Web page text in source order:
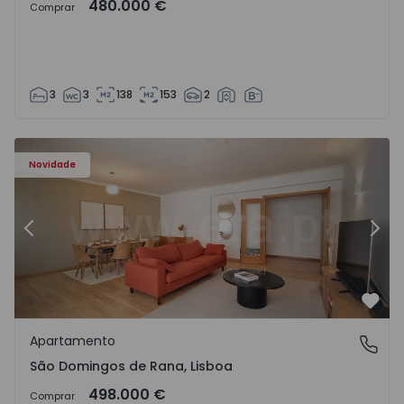
Comprar 480.000 €
3 3 138 153 2
Novidade
- 20
Apartamento T4 Cascais, São Domingos de Rana -
Anterior
São Domingos de Rana, Lisboa
Apartamento
São Domingos de Rana, Lisboa
Comprar 498.000 €